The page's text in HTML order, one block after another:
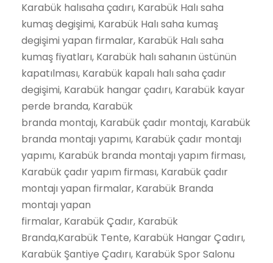
Karabük halısaha çadırı, Karabük Halı saha
kumaş degişimi, Karabük Halı saha kumaş
degişimi yapan firmalar, Karabük Halı saha
kumaş fiyatları, Karabük halı sahanın üstünün
kapatılması, Karabük kapalı halı saha çadır
degişimi, Karabük hangar çadırı, Karabük kayar
perde branda, Karabük
branda montajı, Karabük çadır montajı, Karabük
branda montajı yapımı, Karabük çadır montajı
yapımı, Karabük branda montajı yapım firması,
Karabük çadır yapım firması, Karabük çadır
montajı yapan firmalar, Karabük Branda
montajı yapan
firmalar, Karabük Çadır, Karabük
Branda,Karabük Tente, Karabük Hangar Çadırı,
Karabük Şantiye Çadırı, Karabük Spor Salonu